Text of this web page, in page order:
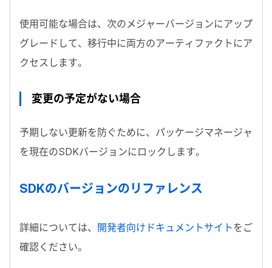
使用可能な場合は、次のメジャーバージョンにアップ
グレードして、移行中に両方のアーティファクトにア
クセスします。
変更の予定がない場合
予期しない更新を防ぐために、パッケージマネージャ
を現在のSDKバージョンにロックします。
SDKのバージョンのリファレンス
詳細については、 開発者向けドキュメントサイトをご
確認ください。